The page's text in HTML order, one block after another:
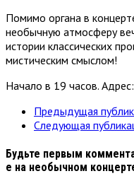
Помимо органа в
необычную атмосферу
истории классических
мистическим смыслом!
Начало в 19 часов.
Предыдущая
Следующая
Будьте первым
е на необычном